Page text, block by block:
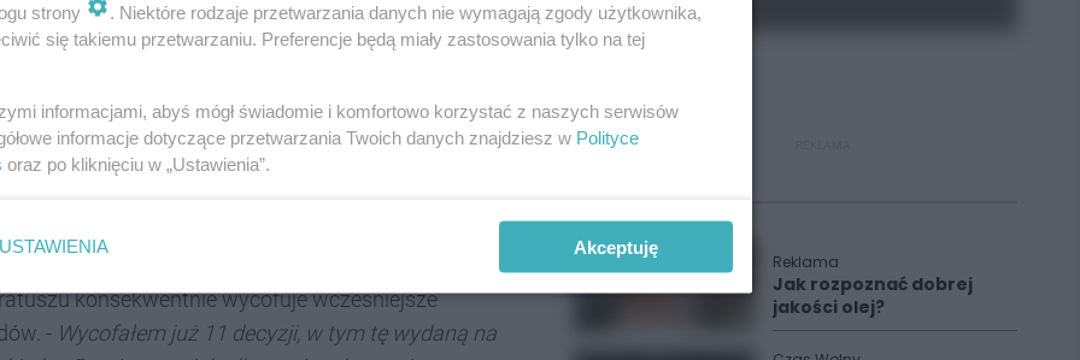
dla podjęcia skutecznych działań. W mojej
to woli, chęci zrobienia czegokolwiek, by podjąć
odpadów
konsekwentnie wycofuje wcześniejsze
- Wycofałem już 11 decyzji, w tym tę wydaną na
Reklama
Jak rozpoznać dobrej
jakości olej?
strony
. Niektóre rodzaje przetwarzania danych nie wymagają zgody użytkownika,
się takiemu przetwarzaniu. Preferencje będą miały zastosowania tylko na tej
informacjami, abyś mógł świadomie i komfortowo korzystać z naszych serwisów
informacje dotyczące przetwarzania Twoich danych znajdziesz w Polityce
oraz po kliknięciu w „Ustawienia”.
USTAWIENIA Akceptuję